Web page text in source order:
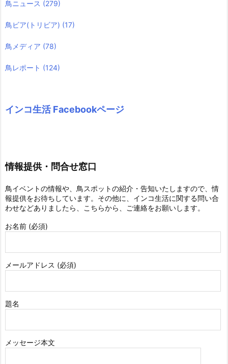
鳥ニュース (279)
鳥ビア(トリビア) (17)
鳥メディア (78)
鳥レポート (124)
インコ生活 Facebookページ
情報提供・問合せ窓口
鳥イベントの情報や、鳥スポットの紹介・告知いたしますので、情
報提供をお待ちしています。その他に、インコ生活に関する問い合
わせなどありましたら、こちらから、ご連絡をお願いします。
お名前 (必須)
メールアドレス (必須)
題名
メッセージ本文